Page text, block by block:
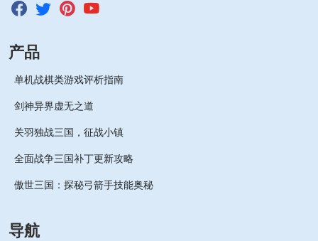
产品
单机战棋类游戏评析指南
剑神异界虚无之道
关羽独战三国，征战小镇
全面战争三国补丁更新攻略
傲世三国：探秘弓箭手技能奥秘
导航